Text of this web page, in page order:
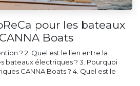
pour les bateaux
Boats
? 2. Quel est le lien entre la
bateaux électriques ? 3. Pourquoi
CANNA Boats ? 4. Quel est le